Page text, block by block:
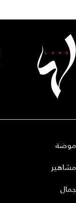
موضة
مشاهير
جمال